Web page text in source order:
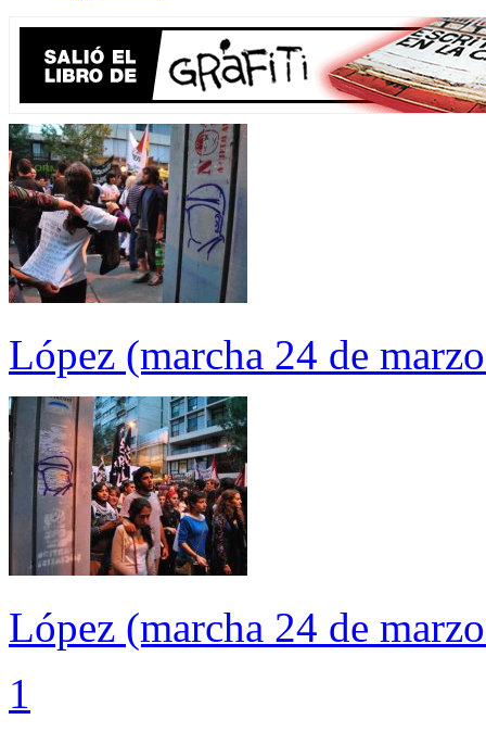
López (marcha 24 de
López (marcha 24 de
1